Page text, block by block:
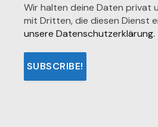
Wir halten deine Daten privat
mit Dritten, die diesen Dienst
unsere Datenschutzerklärung.